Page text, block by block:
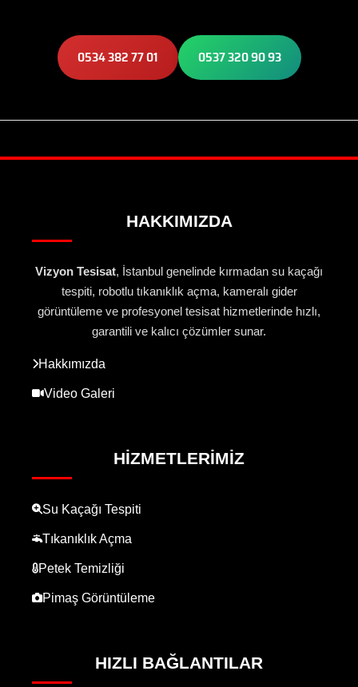
0534 382 77 01 0537 320 90 93
HAKKIMIZDA
Vizyon Tesisat, İstanbul genelinde kırmadan su kaçağı
tespiti, robotlu tıkanıklık açma, kameralı gider
görüntüleme ve profesyonel tesisat hizmetlerinde hızlı,
garantili ve kalıcı çözümler sunar.
Hakkımızda
Video Galeri
HIZMETLERIMIZ
Su Kaçağı Tespiti
Tıkanıklık Açma
Petek Temizliği
Pimaş Görüntüleme
HIZLI BAĞLANTILAR